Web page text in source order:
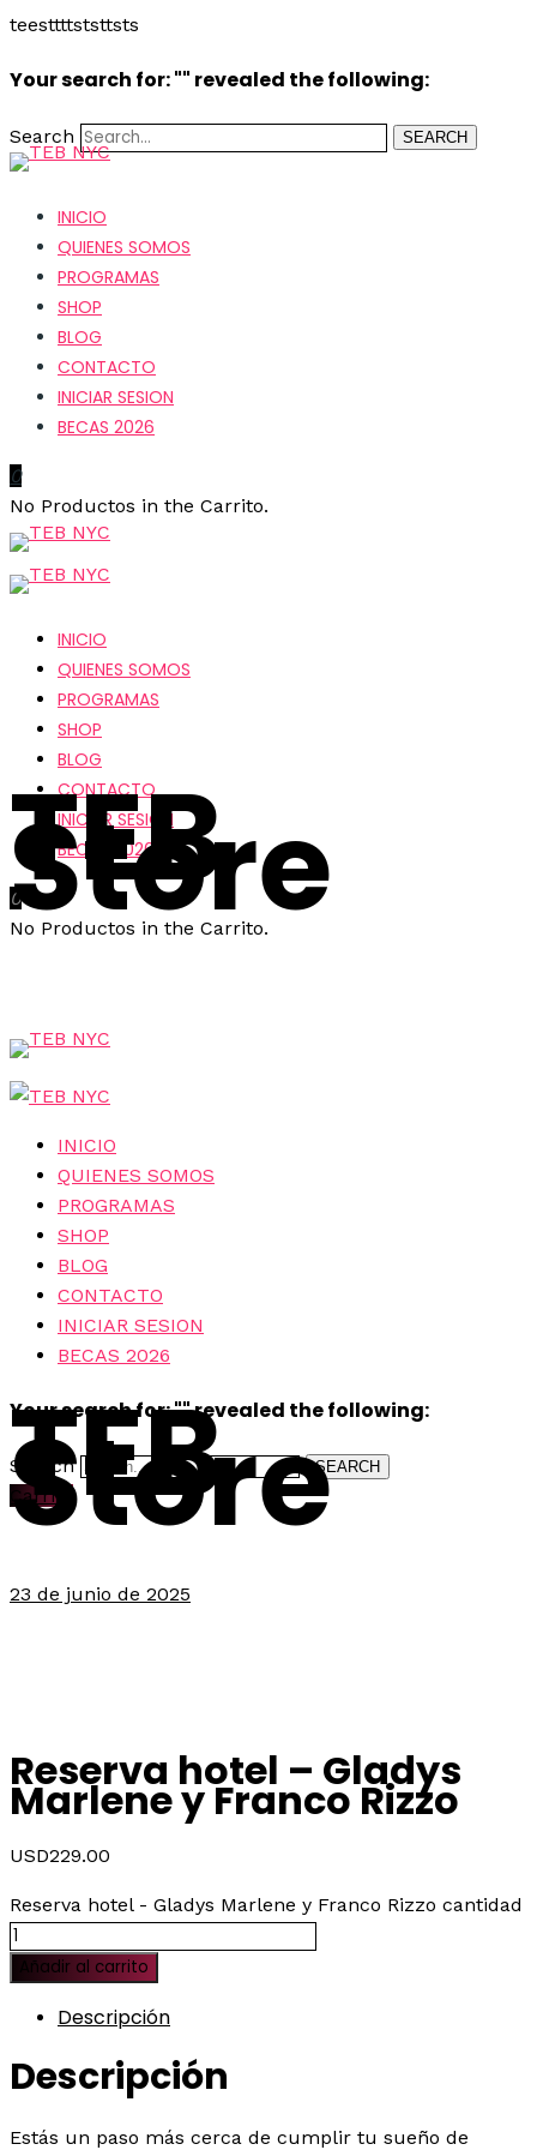
teesttttststtsts
Your search for: "" revealed the following:
Search SEARCH
INICIO
QUIENES SOMOS
PROGRAMAS
SHOP
BLOG
CONTACTO
INICIAR SESION
BECAS 2026
0
No Productos in the Carrito.
INICIO
QUIENES SOMOS
PROGRAMAS
SHOP
BLOG
CONTACTO
INICIAR SESION
BECAS 2026
0
No Productos in the Carrito.
TEB
Store
INICIO
QUIENES SOMOS
PROGRAMAS
SHOP
BLOG
CONTACTO
INICIAR SESION
BECAS 2026
Your search for: "" revealed the following:
Search SEARCH
Carrito
TEB
Store
23 de junio de 2025
Reserva hotel – Gladys
Marlene y Franco Rizzo
USD229.00
Reserva hotel - Gladys Marlene y Franco Rizzo cantidad
Añadir al carrito
Descripción
Descripción
Estás un paso más cerca de cumplir tu sueño de